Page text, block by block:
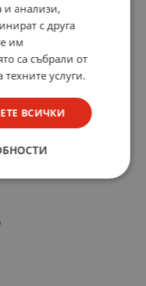
и анализи,
с друга
им
са събрали от
услуги.
ВСИЧКИ